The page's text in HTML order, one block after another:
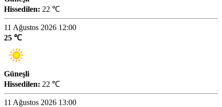
Hissedilen: 22 ℃
11 Ağustos 2026 12:00
25 ℃
Güneşli
Hissedilen: 22 ℃
11 Ağustos 2026 13:00